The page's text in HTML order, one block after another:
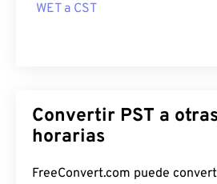
WET a CST
Convertir PST a
horarias
FreeConvert.com puede